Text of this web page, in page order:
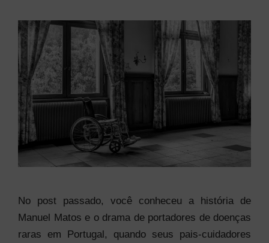
No post passado, você conheceu a história de
Manuel Matos e o drama de portadores de doenças
raras em Portugal, quando seus pais-cuidadores